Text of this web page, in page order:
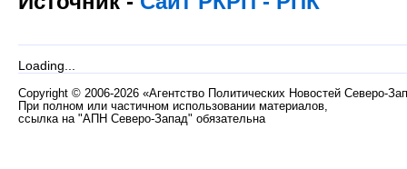
Loading...
Copyright © 2006-2026 «Агентство Политических Новостей Северо-
При полном или частичном использовании материалов,
ссылка на "АПН Северо-Запад" обязательна